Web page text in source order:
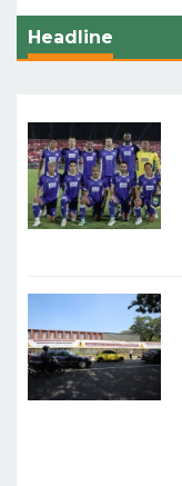
Headline